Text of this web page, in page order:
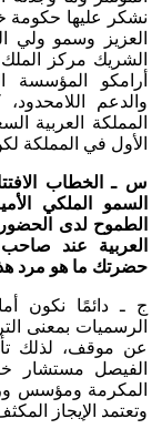
نشكر عليها حكومة
العزيز وسمو ولي
الشريك مركز
أرامكو المؤسسة
والدعم
المملكة العربية
الأول في المملكة
س ـ الخطاب
السمو الملكي
الطموح لدى
العربية عند
حضرتك ما هو مرد
ج ـ دائمًا نكون
الرسميات بمعنى
عن موقف، لذلك
الفيصل مستشار
المكرمة ومؤسس
وتعتمد الإيجاز